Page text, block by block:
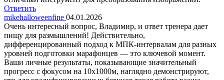
Ответить
mikehalloweenfine 04.01.2026
Очень интересный вопрос, Владимир, и ответ тренера дает
пищу для размышлений! Действительно,
дифференцированный подход к МПК-интервалам для разных
уровней подготовки марафонцев — это ключевой момент.
Ваши личные результаты, показывающие значительный
прогресс с фокусом на 10х1000м, наглядно демонстрируют,